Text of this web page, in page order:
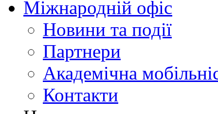
Міжнародній офіс
Новини та події
Партнери
Академічна
Контакти